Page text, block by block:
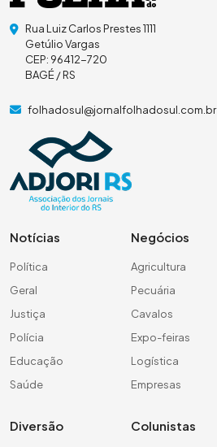
Rua Luiz Carlos Prestes 1111
Getúlio Vargas
CEP: 96412-720
BAGÉ / RS
folhadosul@jornalfolhadosul.com.br
Notícias
Política
Geral
Justiça
Polícia
Educação
Saúde
Negócios
Agricultura
Pecuária
Cavalos
Expo-feiras
Logística
Empresas
Diversão Colunistas